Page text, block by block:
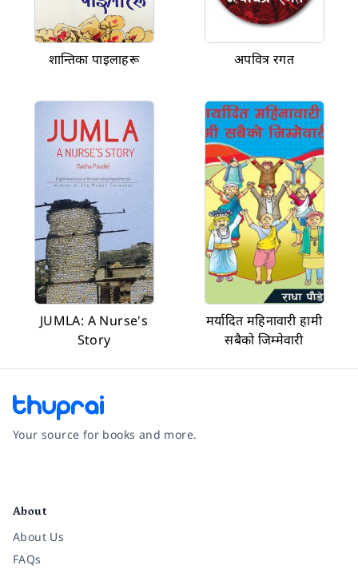
Kushma Thapa
★★★★★December 17, 2024
Radha Paudel’s story is a moving tale of courage,
compassion, and selflessness. Her inspiration to
...
शान्तिका पाइलाहरू अपवित्र रगत
JUMLA: A Nurse's
Story
मर्यादित महिनावारी हामी
सबैको जिम्मेवारी
Your source for books and more.
About
About Us
FAQs